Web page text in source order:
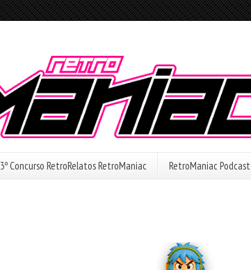
3º Concurso RetroRelatos RetroManiac RetroManiac Podcast